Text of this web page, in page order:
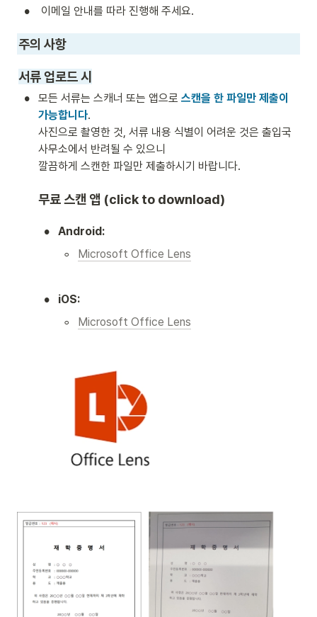
• 이메일 안내를 따라 진행해 주세요.
주의 사항
서류 업로드 시
• 모든 서류는 스캐너 또는 앱으로 스캔을 한 파일만 제출이
가능합니다.
사진으로 촬영한 것, 서류 내용 식별이 어려운 것은 출입국
사무소에서 반려될 수 있으니
깔끔하게 스캔한 파일만 제출하시기 바랍니다.
무료 스캔 앱 (click to download)
• Android:
◦ Microsoft Office Lens
• iOS:
◦ Microsoft Office Lens